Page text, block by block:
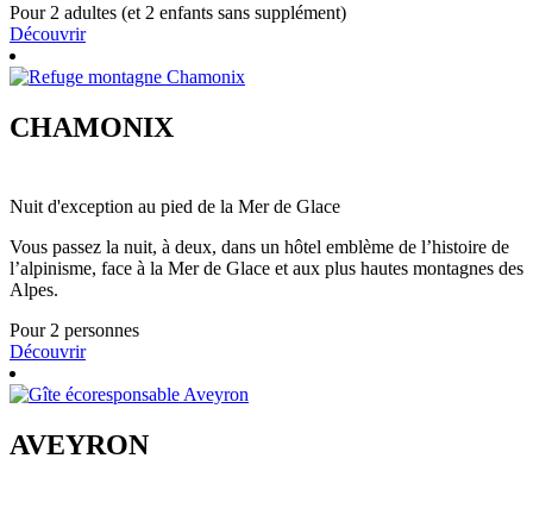
Pour 2 adultes (et 2 enfants sans supplément)
Découvrir
CHAMONIX
Nuit d'exception au pied de la Mer de Glace
Vous passez la nuit, à deux, dans un hôtel emblème de l’histoire de
l’alpinisme, face à la Mer de Glace et aux plus hautes montagnes des
Alpes.
Pour 2 personnes
Découvrir
AVEYRON